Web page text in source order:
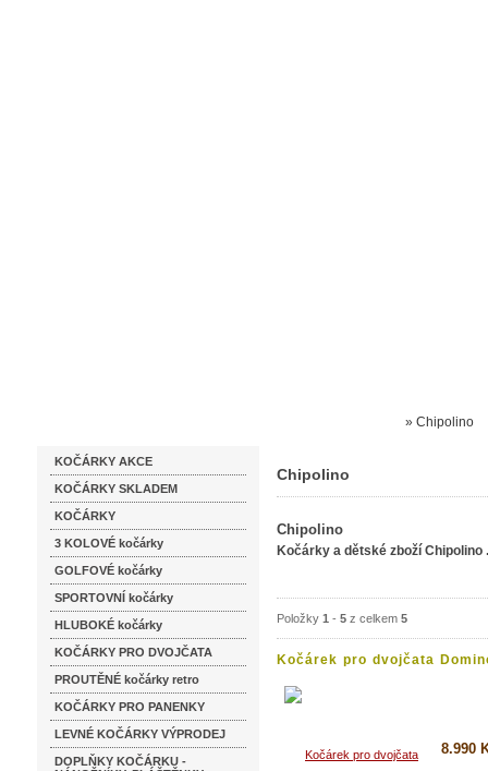
KOČÁRKY AKCE
KOČÁRKY SKLADEM
KOČÁRKY
3 KOLOVÉ kočárky
GOLFOVÉ kočárky
SPORTOVNÍ kočárky
HLUBOKÉ kočárky
KOČÁRKY PRO DVOJČATA
PROUTĚNÉ kočárky retro
KOČÁRKY PRO PANENKY
LEVNÉ KOČÁRKY VÝPRODEJ
DOPLŇKY KOČÁRKU -
» Chipolino
Chipolino
Chipolino
Kočárky a dětské zboží Chipolino .
Položky 1 - 5 z celkem 5
Kočárek pro dvojčata
8.990